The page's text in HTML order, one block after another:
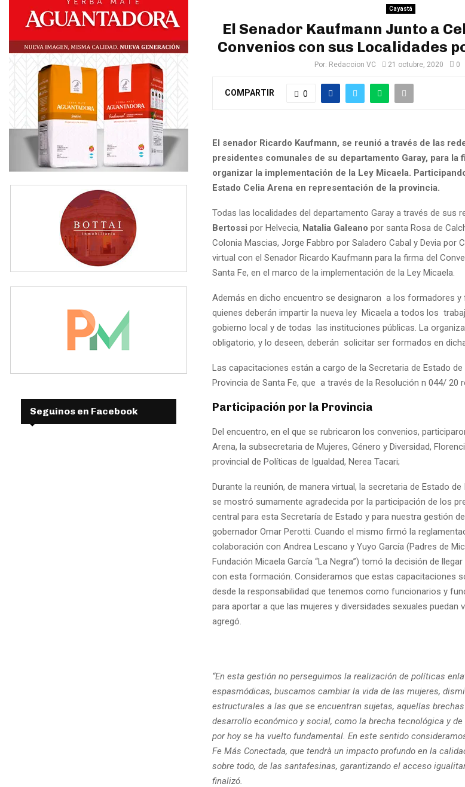
Cayastá
El Senador Kaufmann Junto a
Convenios con sus Localidades
Por: Redaccion VC 21 octubre, 2020 0
COMPARTIR 0
El senador Ricardo Kaufmann, se reunió a través de las
presidentes comunales de su departamento Garay, para la
organizar la implementación de la Ley Micaela.
Estado Celia Arena en representación de la provincia.
Todas las localidades del departamento Garay a través de sus
Bertossi por Helvecia, Natalia Galeano por santa Rosa de
Colonia Mascias, Jorge Fabbro por Saladero Cabal y Devia por
virtual con el Senador Ricardo Kaufmann para la firma del
Santa Fe, en el marco de la implementación de la Ley Micaela.
Además en dicho encuentro se designaron a los formadores
quienes deberán impartir la nueva ley Micaela a todos los
gobierno local y de todas las instituciones públicas. La
obligatorio, y lo deseen, deberán solicitar ser formados en
Las capacitaciones están a cargo de la Secretaria de Estado de
Provincia de Santa Fe, que a través de la Resolución n 044/ 20
Participación por la Provincia
Del encuentro, en el que se rubricaron los convenios,
Arena, la subsecretaria de Mujeres, Género y Diversidad,
provincial de Políticas de Igualdad, Nerea Tacari;
Durante la reunión, de manera virtual, la secretaria de Estado de
se mostró sumamente agradecida por la participación de los
central para esta Secretaría de Estado y para nuestra gestión
gobernador Omar Perotti. Cuando el mismo firmó la
colaboración con Andrea Lescano y Yuyo García (Padres de
Fundación Micaela García “La Negra”) tomó la decisión de
con esta formación. Consideramos que estas capacitaciones
desde la responsabilidad que tenemos como funcionarios y
para aportar a que las mujeres y diversidades sexuales puedan
agregó.
“En esta gestión no perseguimos la realización de políticas
espasmódicas, buscamos cambiar la vida de las mujeres,
estructurales a las que se encuentran sujetas, aquellas
desarrollo económico y social, como la brecha tecnológica y
por hoy se ha vuelto fundamental. En este sentido
Fe Más Conectada, que tendrà un impacto profundo en la
sobre todo, de las santafesinas, garantizando el acceso
finalizó.
Seguinos en Facebook